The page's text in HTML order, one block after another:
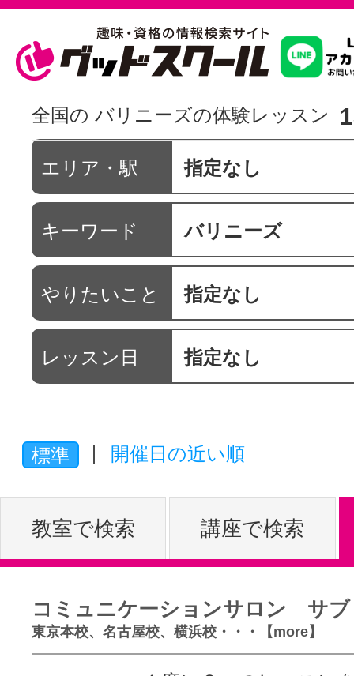
習いたいこ
スクールを
駅・路線か
通信講座を
体験レッス
やりたいこ
特集をみる
グッドスク
全国の バリニーズの体験レッスン
エリア・駅 指定なし
キーワード バリニーズ
やりたいこと 指定なし
レッスン日 指定なし
標準 開催日の近い順
教室で検索 講座で検索
コミュニケーションサロン サブ
東京本校、名古屋校、横浜校・・・【more】